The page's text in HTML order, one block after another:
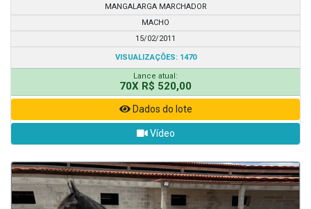
MANGALARGA MARCHADOR
MACHO
15/02/2011
VISUALIZAÇÕES: 1470
Lance atual:
70X R$ 520,00
Dados do lote
Vídeo